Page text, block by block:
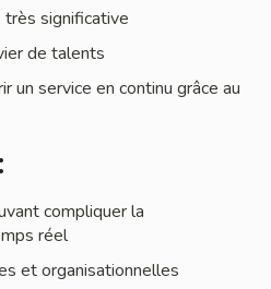
significative
de talents
un service en continu grâce au
compliquer la
réel
et organisationnelles